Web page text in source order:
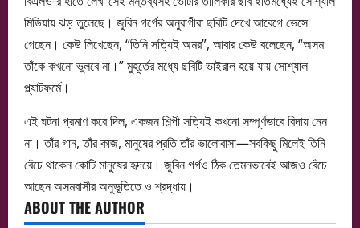
মিডিয়ায় ঝড় তুলেছে। জুবিন গর্গের অনুরাগীরা ছবিটি দেখে আবেগে ভেসে
গেছেন। কেউ লিখেছেন, “তিনি সত্যিই অমর”, আবার কেউ বলেছেন, “অসম
তাঁকে কখনো ভুলবে না।” মুহূর্তের মধ্যে ছবিটি ভাইরাল হয়ে যায় সোশ্যাল
প্ল্যাটফর্মে।
এই ঘটনা প্রমাণ করে দিল, একজন শিল্পী সত্যিই কখনো সম্পূর্ণভাবে বিদায় নেন
না। তাঁর গান, তাঁর কাজ, মানুষের প্রতি তাঁর ভালোবাসা—সবকিছু মিলেই তিনি
বেঁচে থাকেন কোটি মানুষের হৃদয়ে। জুবিন গর্গও ঠিক তেমনভাবেই আজও বেঁচে
আছেন অসমবাসীর অনুভূতিতে ও শ্রদ্ধায়।
ABOUT THE AUTHOR